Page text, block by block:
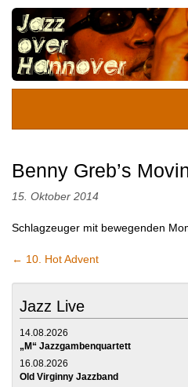
Benny Greb’s
15. Oktober 2014
Schlagzeuger mit bewegenden
← 10. Hot Advent
Jazz Live
14.08.2026
„M“ Jazzgambenquartett
16.08.2026
Old Virginny Jazzband